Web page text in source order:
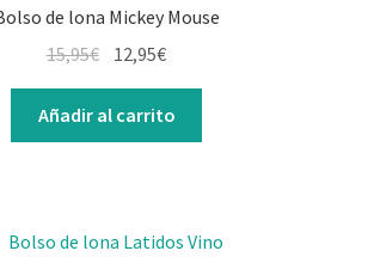
de lona Mickey Mouse
15,95€ El
precio
original
era:
12,95€El
precio
actual
es:
Añadir al carrito